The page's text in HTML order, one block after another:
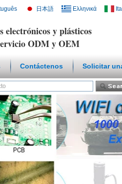
electrónicos y plásticos
ODM y OEM
日本語 Ελληνικά
Contáctenos Solicitar